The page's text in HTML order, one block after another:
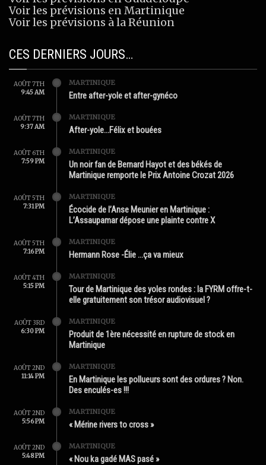
Voir les prévisions en Martinique
Voir les prévisions à la Réunion
CES DERNIERS JOURS…
AOÛT 7TH
9:45 AM
MARTINIQUE
Entre after-yole et after-gynéco
AOÛT 7TH
9:37 AM
MARTINIQUE
After-yole…Félix et bouées
AOÛT 6TH
7:59 PM
MARTINIQUE
Un noir fan de Bernard Hayot et des békés de
Martinique remporte le Prix Antoine Crozat 2026
AOÛT 5TH
7:31 PM
MARTINIQUE
Écocide de l’Anse Meunier en Martinique :
L’Assaupamar dépose une plainte contre X
AOÛT 5TH
7:16 PM
MARTINIQUE
Hermann Rose -Élie …ça va mieux
AOÛT 4TH
5:15 PM
MARTINIQUE
Tour de Martinique des yoles rondes : la FYRM offre-t-
elle gratuitement son trésor audiovisuel ?
AOÛT 3RD
6:30 PM
MARTINIQUE
Produit de 1ère nécessité en rupture de stock en
Martinique
AOÛT 2ND
11:14 PM
MARTINIQUE
En Martinique les pollueurs sont des ordures ? Non.
Des enculés-es !!!
AOÛT 2ND
5:56 PM
MARTINIQUE
« Mérine rivers to cross »
AOÛT 2ND
5:48 PM
MARTINIQUE
« Nou ka gadé MAS pasé »